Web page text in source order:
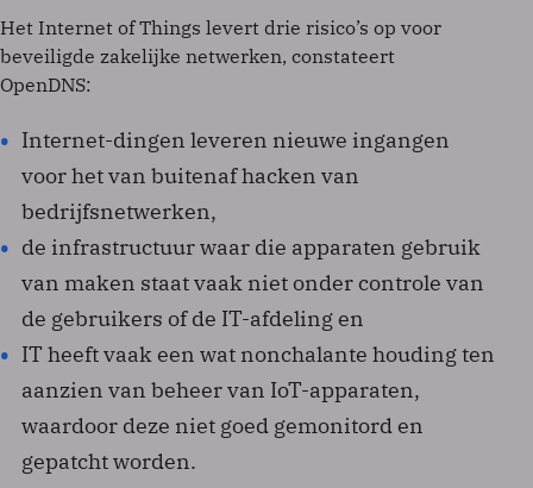
Het Internet of Things levert drie risico’s op voor
beveiligde zakelijke netwerken, constateert
OpenDNS:
Internet-dingen leveren nieuwe ingangen
voor het van buitenaf hacken van
bedrijfsnetwerken,
de infrastructuur waar die apparaten gebruik
van maken staat vaak niet onder controle van
de gebruikers of de IT-afdeling en
IT heeft vaak een wat nonchalante houding ten
aanzien van beheer van IoT-apparaten,
waardoor deze niet goed gemonitord en
gepatcht worden.